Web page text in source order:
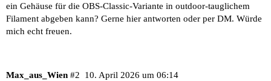
ein Gehäuse für die OBS-Classic-Variante in outdoor-tauglichem
Filament abgeben kann? Gerne hier antworten oder per DM. Würde
mich echt freuen.
Max_aus_Wien 10. April 2026 um 06:14
#2